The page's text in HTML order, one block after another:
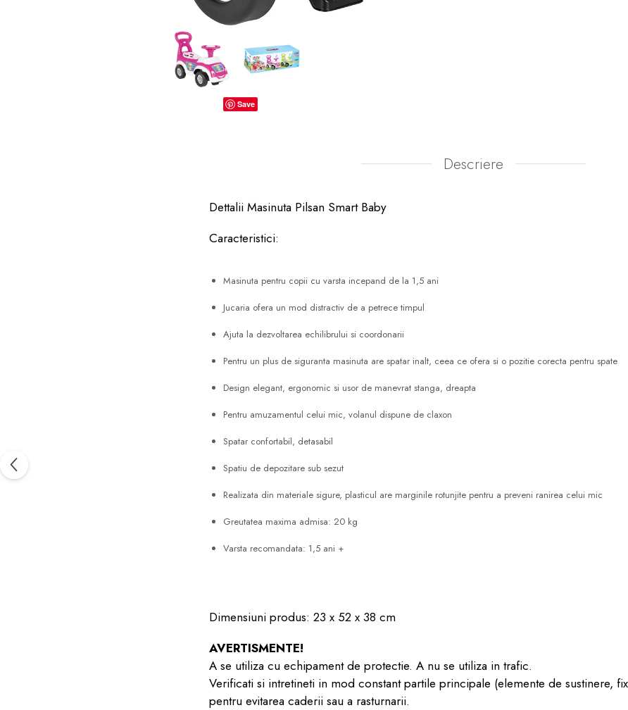
Save
Descriere
Dettalii Masinuta Pilsan Smart Baby
Caracteristici:
Masinuta pentru copii cu varsta incepand de la 1,5 ani
Jucaria ofera un mod distractiv de a petrece timpul
Ajuta la dezvoltarea echilibrului si coordonarii
Pentru un plus de siguranta masinuta are spatar inalt, ceea ce ofera si o pozitie corecta pentru spate
Design elegant, ergonomic si usor de manevrat stanga, dreapta
Pentru amuzamentul celui mic, volanul dispune de claxon
Spatar confortabil, detasabil
Spatiu de depozitare sub sezut
Realizata din materiale sigure, plasticul are marginile rotunjite pentru a preveni ranirea celui mic
Greutatea maxima admisa: 20 kg
Varsta recomandata: 1,5 ani +
Dimensiuni produs: 23 x 52 x 38 cm
AVERTISMENTE!
A se utiliza cu echipament de protectie. A nu se utiliza in trafic.
Verificati si intretineti in mod constant partile principale (elemente de sustinere,
pentru evitarea caderii sau a rasturnarii.